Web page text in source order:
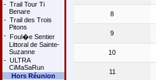
- Trail Tour Ti
Benare
- Trail des Trois
Pitons
- Foul�e Sentier
Littoral de Sainte-
Suzanne
- ULTRA
CiMaSaRun
Hors Réunion
8
9
10
11